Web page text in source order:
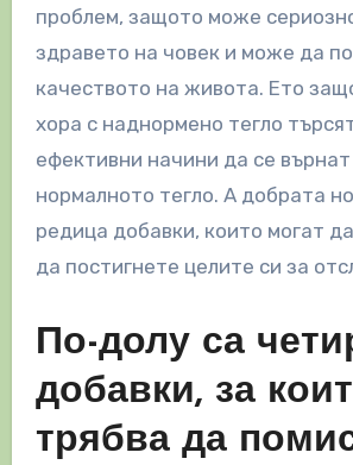
проблем, защото може
здравето на човек и може да
качеството на живота. Ето
хора с наднормено тегло
ефективни начини да се
нормалното тегло. А добрата
редица добавки, които могат
да постигнете целите си за
По-долу са
добавки, за
трябва да